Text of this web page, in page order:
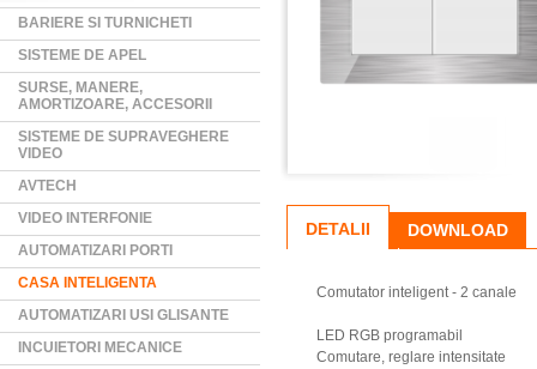
BARIERE SI TURNICHETI
SISTEME DE APEL
SURSE, MANERE,
AMORTIZOARE, ACCESORII
SISTEME DE SUPRAVEGHERE
VIDEO
AVTECH
VIDEO INTERFONIE
AUTOMATIZARI PORTI
CASA INTELIGENTA
AUTOMATIZARI USI GLISANTE
INCUIETORI MECANICE
DETALII DOWNLOAD
Comutator inteligent - 2 canale
LED RGB programabil
Comutare, reglare intensitate